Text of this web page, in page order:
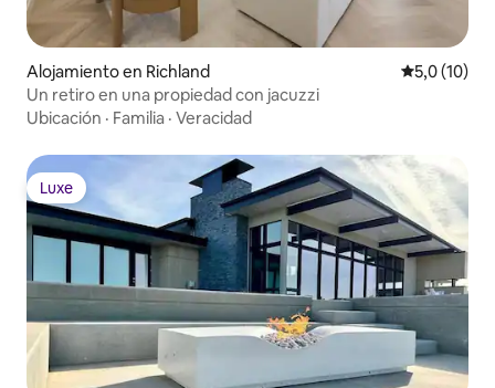
Alojamiento en Richland Calificación
5,0 (10)
Un retiro en una propiedad con jacuzzi
Ubicación · Familia · Veracidad
Luxe
Luxe